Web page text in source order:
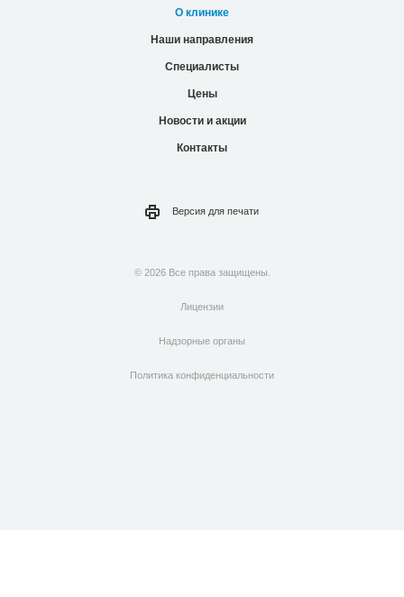
О клинике
Наши направления
Специалисты
Цены
Новости и акции
Контакты
Версия для печати
© 2026 Все права защищены.
Лицензии
Надзорные органы
Политика конфиденциальности